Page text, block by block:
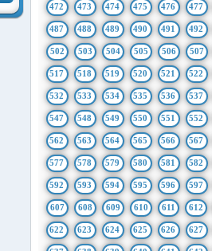
472 473 474 475 476 477
487 488 489 490 491 492
502 503 504 505 506 507
517 518 519 520 521 522
532 533 534 535 536 537
547 548 549 550 551 552
562 563 564 565 566 567
577 578 579 580 581 582
592 593 594 595 596 597
607 608 609 610 611 612
622 623 624 625 626 627